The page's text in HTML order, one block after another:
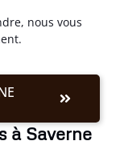
nous vous
à Saverne